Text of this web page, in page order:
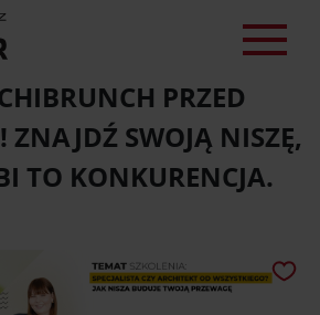
PRZED
ZNAJDŹ SWOJĄ NISZĘ,
TO KONKURENCJA.